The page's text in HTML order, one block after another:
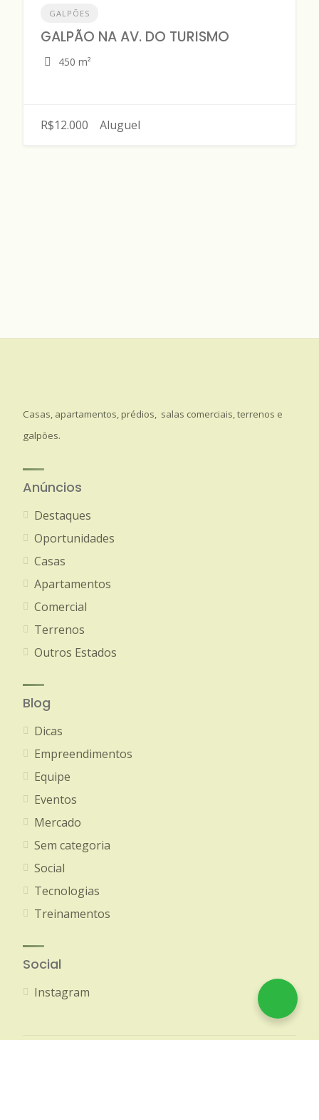
GALPÕES
GALPÃO NA AV. DO TURISMO
450 m²
R$12.000 Aluguel
Casas, apartamentos, prédios, salas comerciais, terrenos e
galpões.
Anúncios
Destaques
Oportunidades
Casas
Apartamentos
Comercial
Terrenos
Outros Estados
Blog
Dicas
Empreendimentos
Equipe
Eventos
Mercado
Sem categoria
Social
Tecnologias
Treinamentos
Social
Instagram